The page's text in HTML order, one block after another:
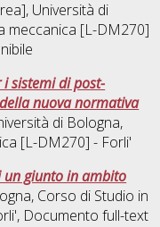
Università di
meccanica [L-DM270]
i sistemi di post-
nuova normativa
di Bologna,
[L-DM270] - Forli'
un giunto in ambito
Corso di Studio in
, Documento full-text